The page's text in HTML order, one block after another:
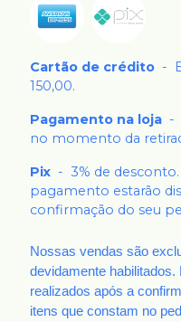
Cartão de crédito -
150,00.
Pagamento na loja -
no momento da
Pix - 3% de
pagamento estarão
confirmação do seu
Nossas vendas são
devidamente
realizados após a
itens que constam no